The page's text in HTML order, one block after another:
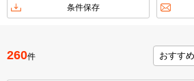
不動産会
TOP
条件保存
260件